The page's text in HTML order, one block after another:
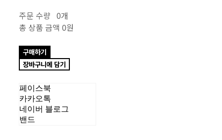
주문 수량 0개
총 상품 금액 0원
구매하기
장바구니에 담기
페이스북
카카오톡
네이버 블로그
밴드